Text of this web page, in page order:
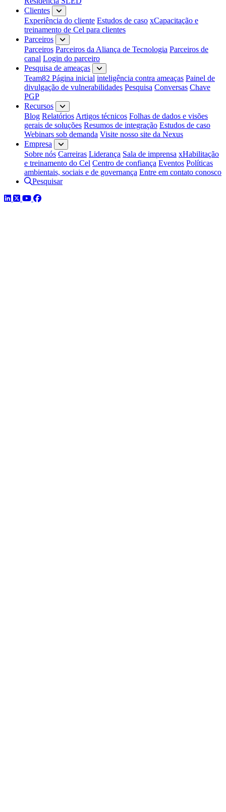
Clientes
Experiência do cliente Estudos de caso xCapacitação e
treinamento de Cel para clientes
Parceiros
Parceiros Parceiros da Aliança de Tecnologia Parceiros de
canal Login do parceiro
Pesquisa de ameaças
Team82 Página inicial inteligência contra ameaças Painel de
divulgação de vulnerabilidades Pesquisa Conversas Chave
PGP
Recursos
Blog Relatórios Artigos técnicos Folhas de dados e visões
gerais de soluções Resumos de integração Estudos de caso
Webinars sob demanda Visite nosso site da Nexus
Empresa
Sobre nós Carreiras Liderança Sala de imprensa xHabilitação
e treinamento do Cel Centro de confiança Eventos Políticas
ambientais, sociais e de governança Entre em contato conosco
Pesquisar
LinkedIn
TwitterYouTube
Facebook